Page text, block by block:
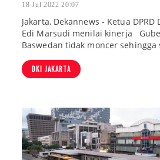
18 Jul 2022 20:07
Jakarta, Dekannews - Ketua DPRD
Edi Marsudi menilai kinerja
Baswedan tidak moncer sehingga
DKI JAKARTA